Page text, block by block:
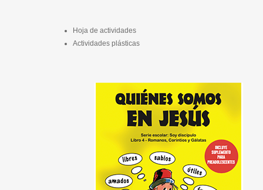
Hoja de actividades
Actividades plásticas